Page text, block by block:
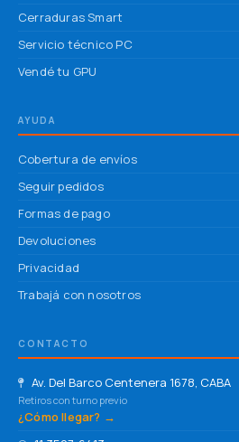
Cerraduras Smart
Servicio técnico PC
Vendé tu GPU
AYUDA
Cobertura de envíos
Seguir pedidos
Formas de pago
Devoluciones
Privacidad
Trabajá con nosotros
CONTACTO
Av. Del Barco Centenera 1678, CABA
Retiros con turno previo
¿Cómo llegar? →